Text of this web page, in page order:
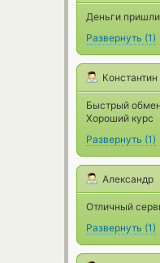
Деньги
Развернуть (1)
Константин
Быстрый
Хороший курс
Развернуть (1)
Александр
Отличный
Развернуть (1)